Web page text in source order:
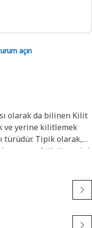
açın
olarak da bilinen Kilit
ve yerine kilitlemek
türüdür. Tipik olarak,
yer değiştirmesini
izin veren
yerinde sabitleyip
etmelerini veya